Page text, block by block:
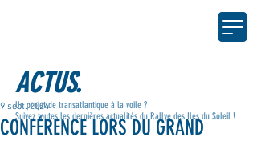
ACTUS.
CONFÉRENCE LORS DU GRAND
9 sept. 2024
Un projet de transatlantique à la voile ?
Suivez toutes les dernières actualités du Rallye des Iles du Soleil !